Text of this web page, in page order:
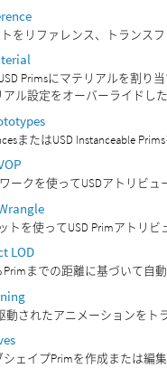
トをリファレンス、トランス
Primsにマテリアルを割り
ル設定をオーバーライドし
またはUSD Instanceable
ークを使ってUSDアトリビュ
トを使ってUSD Primアトリ
LOD
までの距離に基づいて自
動されたアニメーションを
ェイプPrimを作成または編集